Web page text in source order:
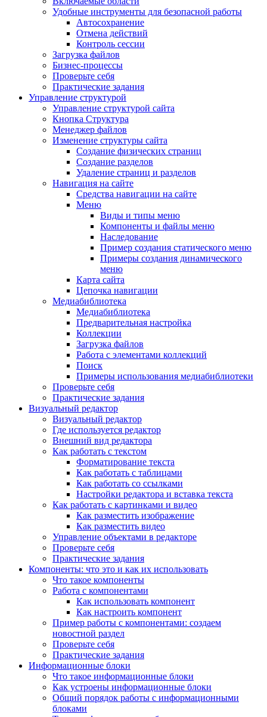
Удобные инструменты для безопасной работы
Автосохранение
Отмена действий
Контроль сессии
Загрузка файлов
Бизнес-процессы
Проверьте себя
Практические задания
Управление структурой
Управление структурой сайта
Кнопка Структура
Менеджер файлов
Изменение структуры сайта
Создание физических страниц
Создание разделов
Удаление страниц и разделов
Навигация на сайте
Средства навигации на сайте
Меню
Виды и типы меню
Компоненты и файлы меню
Наследование
Пример создания статического меню
Примеры создания динамического
меню
Карта сайта
Цепочка навигации
Медиабиблиотека
Медиабиблиотека
Предварительная настройка
Коллекции
Загрузка файлов
Работа с элементами коллекций
Поиск
Примеры использования медиабиблиотеки
Проверьте себя
Практические задания
Визуальный редактор
Визуальный редактор
Где используется редактор
Внешний вид редактора
Как работать с текстом
Форматирование текста
Как работать с таблицами
Как работать со ссылками
Настройки редактора и вставка текста
Как работать с картинками и видео
Как разместить изображение
Как разместить видео
Управление объектами в редакторе
Проверьте себя
Практические задания
Компоненты: что это и как их использовать
Что такое компоненты
Работа с компонентами
Как использовать компонент
Как настроить компонент
Пример работы с компонентами: создаем
новостной раздел
Проверьте себя
Практические задания
Информационные блоки
Что такое информационные блоки
Как устроены информационные блоки
Общий порядок работы с информационными
блоками